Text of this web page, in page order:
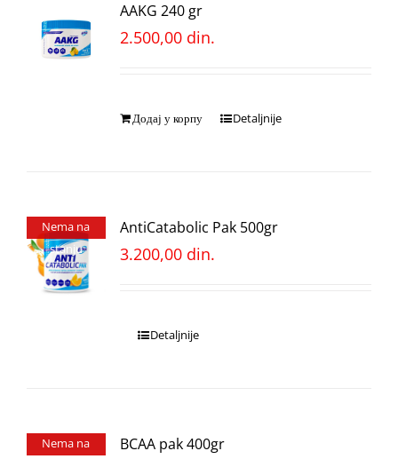
AAKG 240 gr
2.500,00 din.
Додај у корпу Detaljnije
Nema na
stanju
AntiCatabolic Pak 500gr
3.200,00 din.
Detaljnije
Nema na
BCAA pak 400gr